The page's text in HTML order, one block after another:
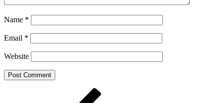
Name *
Email *
Website